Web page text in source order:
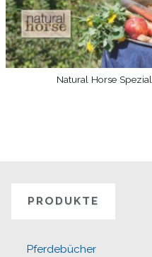
Natural Horse
PRODUKTE
Pferdebücher